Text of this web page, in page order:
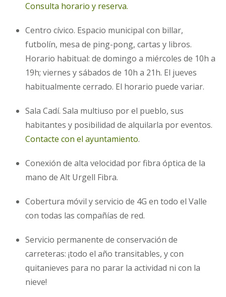
Consulta horario y reserva.
Centro cívico. Espacio municipal con billar,
futbolín, mesa de ping-pong, cartas y libros.
Horario habitual: de domingo a miércoles de 10h a
19h; viernes y sábados de 10h a 21h. El jueves
habitualmente cerrado. El horario puede variar.
Sala Cadí. Sala multiuso por el pueblo, sus
habitantes y posibilidad de alquilarla por eventos.
Contacte con el ayuntamiento.
Conexión de alta velocidad por fibra óptica de la
mano de Alt Urgell Fibra.
Cobertura móvil y servicio de 4G en todo el Valle
con todas las compañías de red.
Servicio permanente de conservación de
carreteras: ¡todo el año transitables, y con
quitanieves para no parar la actividad ni con la
nieve!